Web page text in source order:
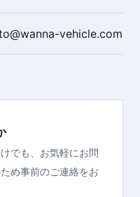
vehicle.com
でも、お気軽にお問
め事前のご連絡をお